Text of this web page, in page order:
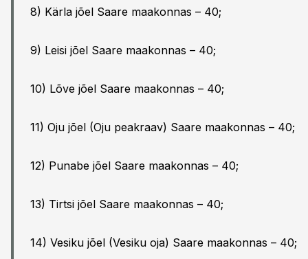
8) Kärla jõel Saare maakonnas – 40;
9) Leisi jõel Saare maakonnas – 40;
10) Lõve jõel Saare maakonnas – 40;
11) Oju jõel (Oju peakraav) Saare maakonnas – 40;
12) Punabe jõel Saare maakonnas – 40;
13) Tirtsi jõel Saare maakonnas – 40;
14) Vesiku jõel (Vesiku oja) Saare maakonnas – 40;